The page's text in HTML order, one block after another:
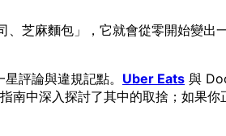
芝麻麵包」，它就會從零開始變出
評論與違規記點。 Uber Eats 與
指南中深入探討了其中的取捨；如果